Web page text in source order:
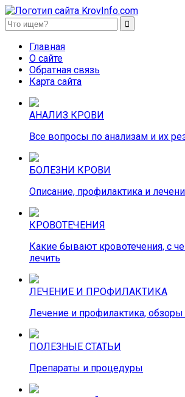
KrovInfo.com
Медицинский сайт о кровеносной
Главная
О сайте
Обратная связь
Карта сайта
АНАЛИЗ КРОВИ
Все вопросы по анализам и их
БОЛЕЗНИ КРОВИ
Описание, профилактика и
КРОВОТЕЧЕНИЯ
Какие бывают кровотечения, с
лечить
ЛЕЧЕНИЕ И ПРОФИЛАКТИКА
Лечение и профилактика, обзоры
ПОЛЕЗНЫЕ СТАТЬИ
Препараты и процедуры